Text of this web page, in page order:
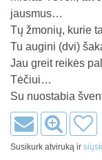
jausmus…
Tų žmonių, kurie
Tu augini (dvi)
Jau greit reikės
Tėčiui…
Su nuostabia
Susikurk atviruką ir